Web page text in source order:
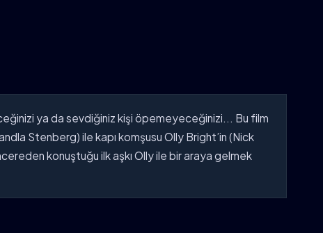
ya da sevdiğiniz kişi öpemeyeceğinizi... Bu film
Stenberg) ile kapı komşusu Olly Bright’in (Nick
konuştuğu ilk aşkı Olly ile bir araya gelmek